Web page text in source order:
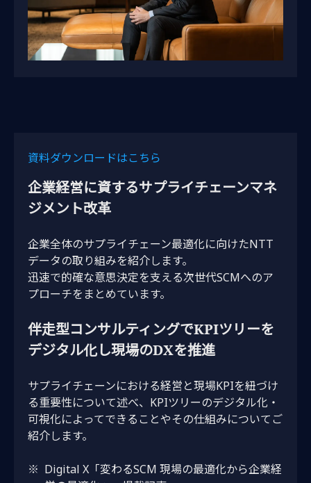
資料ダウンロードはこちら
企業経営に資するサプライチェーンマネ
ジメント改革
企業全体のサプライチェーン最適化に向けたNTT
データの取り組みを紹介します。
迅速で的確な意思決定を支える次世代SCMへのア
プローチをまとめています。
伴走型コンサルティングでKPIツリーを
デジタル化し現場のDXを推進
サプライチェーンにおける経営と現場KPIを紐づけ
る重要性について述べ、KPIツリーのデジタル化・
可視化によってできることやその仕組みについてご
紹介します。
※ Digital X「変わるSCM 現場の最適化から企業経